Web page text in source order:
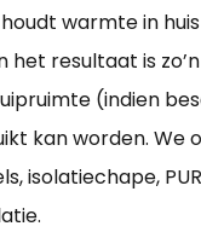
warmte in
het resultaat is
(indien
kan worden. We
isolatiechape,